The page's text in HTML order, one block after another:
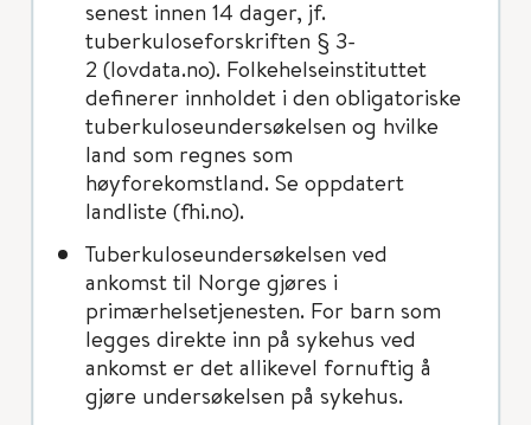
senest innen 14 dager, jf.
tuberkuloseforskriften § 3-
2 (lovdata.no). Folkehelseinstituttet
definerer innholdet i den obligatoriske
tuberkuloseundersøkelsen og hvilke
land som regnes som
høyforekomstland. Se oppdatert
landliste (fhi.no).
Tuberkuloseundersøkelsen ved
ankomst til Norge gjøres i
primærhelsetjenesten. For barn som
legges direkte inn på sykehus ved
ankomst er det allikevel fornuftig å
gjøre undersøkelsen på sykehus.